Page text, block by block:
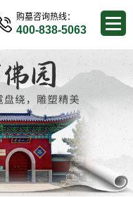
购墓咨询热线：
400-838-5063